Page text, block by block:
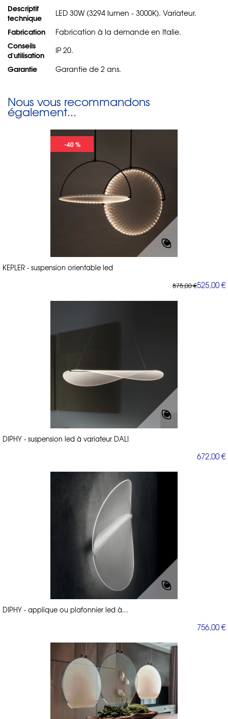
Descriptif
technique
LED 30W (3294 lumen - 3000K). Variateur.
Fabrication Fabrication à la demande en Italie.
Conseils
d'utilisation
IP 20.
Garantie Garantie de 2 ans.
Nous vous recommandons
également...
-40 %
KEPLER - suspension orientable led
875,00 €525,00 €
DIPHY - suspension led à variateur DALI
672,00 €
DIPHY - applique ou plafonnier led à...
756,00 €